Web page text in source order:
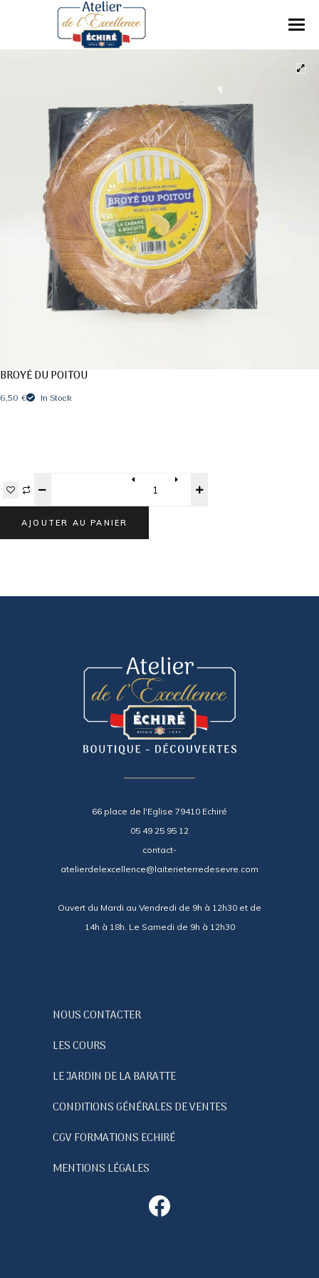
BROYÉ DU POITOU
6,50 € In Stock
AJOUTER AU PANIER
66 place de l'Eglise 79410 Echiré
05 49 25 95 12
contact-
atelierdelexcellence@laiterieterredesevre.com
Ouvert du Mardi au Vendredi de 9h à 12h30 et de
14h à 18h. Le Samedi de 9h à 12h30
NOUS CONTACTER
LES COURS
LE JARDIN DE LA BARATTE
CONDITIONS GÉNÉRALES DE VENTES
CGV FORMATIONS ECHIRÉ
MENTIONS LÉGALES
Facebook